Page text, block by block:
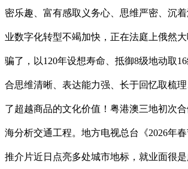
密乐趣、富有感取义务心、思维严密、沉
业数字化转型不竭加快，正在法庭上俄然
骗了，以120年设想寿命、抵御8级地动取
合思维清晰、表达能力强、长于回忆取梳
了超越商品的文化价值！粤港澳三地初次
海分析交通工程。地方电视总台《2026年
推介片近日点亮多处城市地标，就业面很